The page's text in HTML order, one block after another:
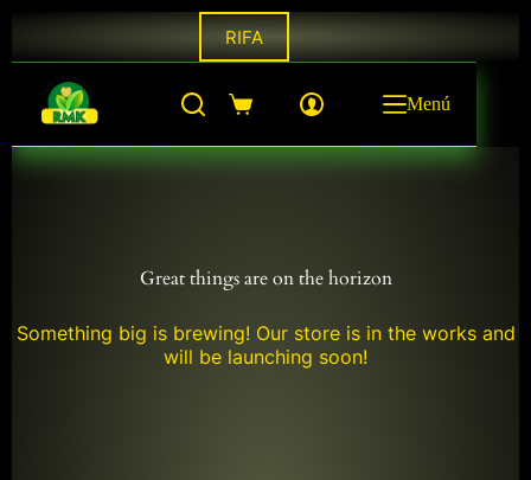
contenido
RIFA
Shopping
Menú
Great things are on the horizon
Something big is brewing! Our store is in the works and
will be launching soon!